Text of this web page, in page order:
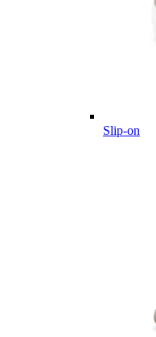
Slip-on